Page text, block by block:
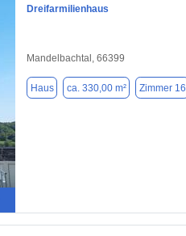
Dreifarmilienhaus
Mandelbachtal, 66399
Haus ca. 330,00 m² Zimmer 16